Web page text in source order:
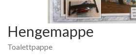
Hengemappe
Toalettpappe